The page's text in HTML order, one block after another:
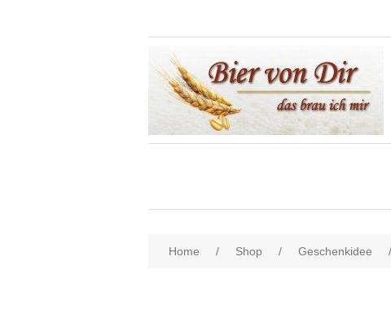
Home / Shop / Geschenkidee /